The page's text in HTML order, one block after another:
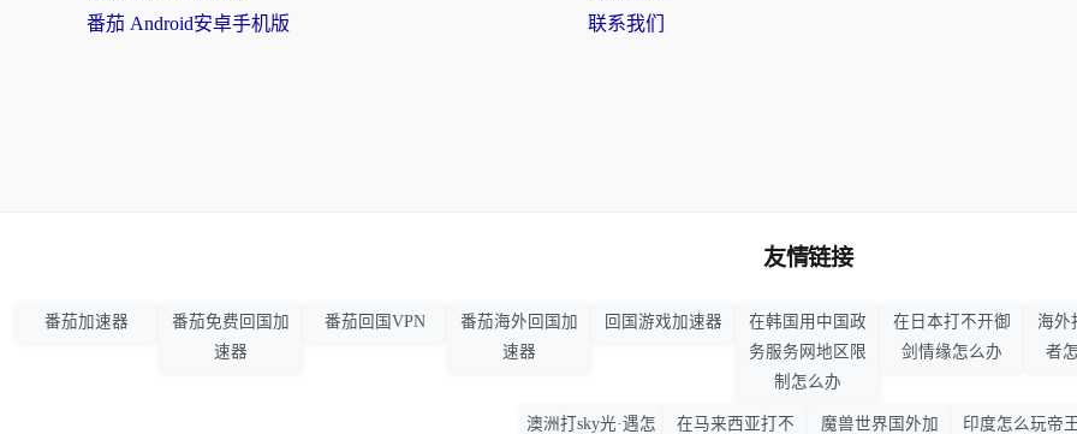
番茄 Android安卓手机版
联系我们
友情链接
番茄加速器
番茄免费回国加
速器
番茄回国VPN
番茄海外回国加
速器
回国游戏加速器
在韩国用中国政
务服务网地区限
制怎么办
在日本打不开御
剑情缘怎么办
海外
者
澳洲打sky光·遇怎 在马来西亚打不 魔兽世界国外加 印度怎么玩帝